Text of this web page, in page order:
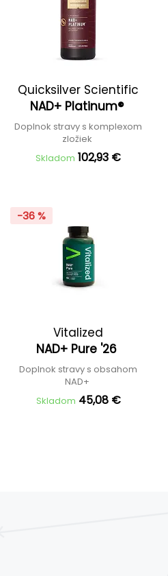
Quicksilver Scientific
NAD+ Platinum®
Doplnok stravy s komplexom
zložiek
Skladom 102,93 €
-36 %
Vitalized
NAD+ Pure '26
Doplnok stravy s obsahom
NAD+
Skladom 45,08 €